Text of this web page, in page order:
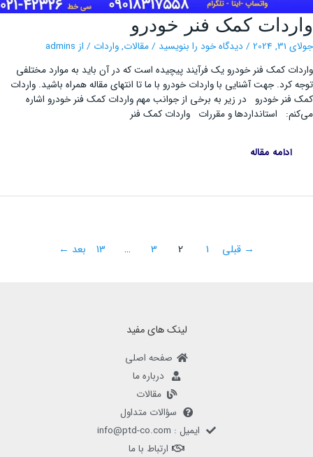
کمک فنر خودرو
2024
/دیدگاه‌ خود را بنویسید/مقالات,واردات/ از admins
کمک فنر خودرو یک فرآیند پیچیده است که در آن باید به موارد مختلفی
کرد. جهت آشنایی با واردات خودرو با ما تا انتهای مقاله همراه باشید. واردات
خودرو در زیر به برخی از جوانب مهم واردات کمک فنر خودرو اشاره
استانداردها و مقررات واردات کمک فنر
واردات
کمک
فنر
خودرو
ادامه مقاله
قبلی بعد←
لینک های مفید
صفحه اصلی
درباره ما
مقالات
سؤالات متداول
ایمیل : info@ptd-co.com
ارتباط با ما